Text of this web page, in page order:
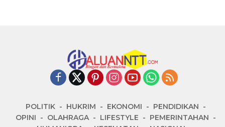
POLITIK HUKRIM EKONOMI
PENDIDIKAN
OPINI
OLAHRAGA LIFESTYLE
PEMERINTAHAN